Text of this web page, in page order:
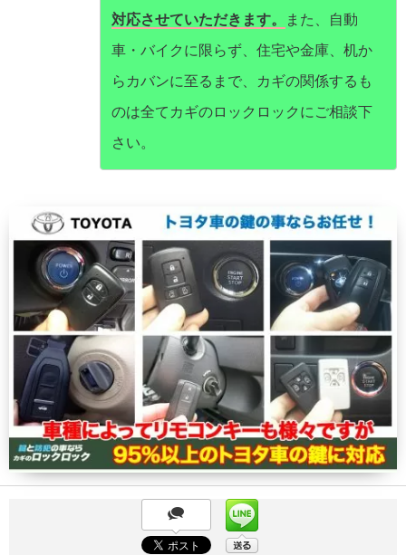
対応させていただきます。
また、自動
車・バイクに限らず、住宅や金庫、机か
らカバンに至るまで、カギの関係するも
のは全てカギのロックロックにご相談下
さい。